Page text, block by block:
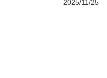
2025/11/25